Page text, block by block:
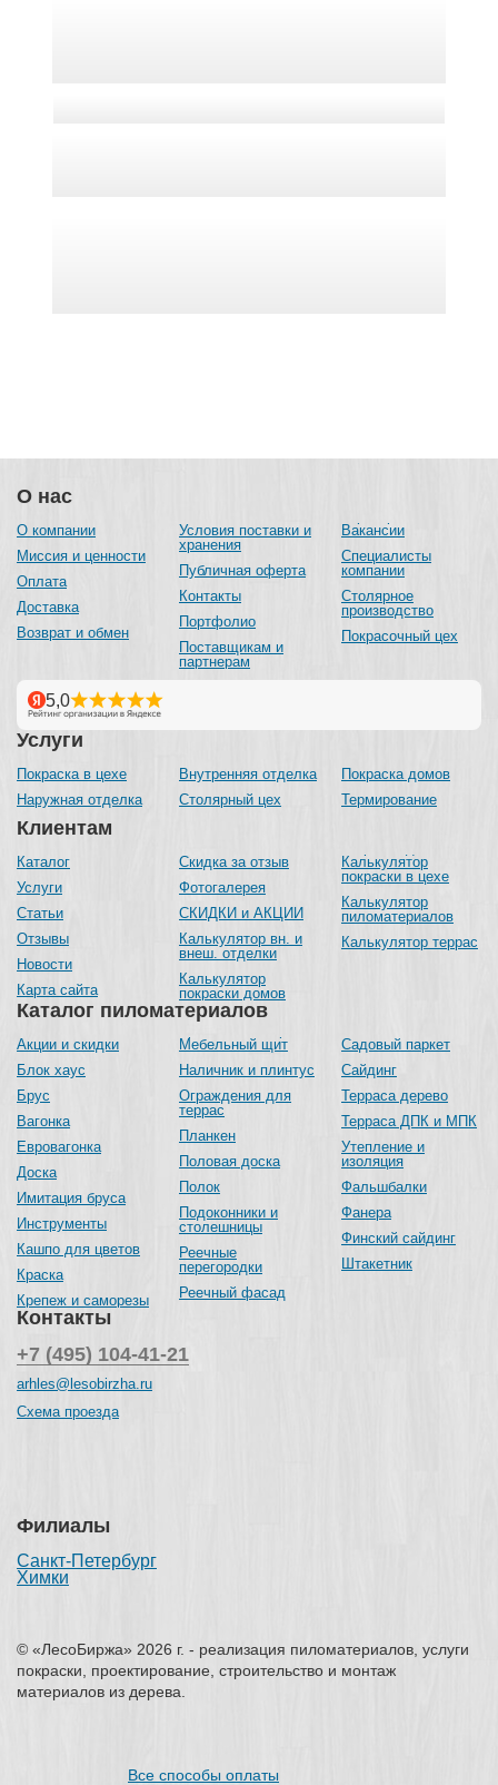
О нас
О компании
Миссия и ценности
Оплата
Доставка
Возврат и обмен
Условия поставки и
хранения
Публичная оферта
Контакты
Портфолио
Поставщикам и
партнерам
Вакансии
Специалисты
компании
Столярное
производство
Покрасочный цех
Каталог пиломатериалов
Акции и скидки
Блок хаус
Брус
Вагонка
Евровагонка
Доска
Имитация бруса
Инструменты
Кашпо для цветов
Краска
Крепеж и саморезы
Мебельный щит
Наличник и плинтус
Ограждения для
террас
Планкен
Половая доска
Полок
Подоконники и
столешницы
Реечные
перегородки
Реечный фасад
Садовый паркет
Сайдинг
Терраса дерево
Терраса ДПК и МПК
Утепление и
изоляция
Фальшбалки
Фанера
Финский сайдинг
Штакетник
Услуги
Покраска в цехе
Наружная отделка
Внутренняя отделка
Столярный цех
Покраска домов
Термирование
Клиентам
Каталог
Услуги
Статьи
Отзывы
Новости
Карта сайта
Скидка за отзыв
Фотогалерея
СКИДКИ и АКЦИИ
Калькулятор вн. и
внеш. отделки
Калькулятор
покраски домов
Калькулятор
покраски в цехе
Калькулятор
пиломатериалов
Калькулятор террас
Контакты
+7 (495) 104-41-21
arhles@lesobirzha.ru
Схема проезда
Филиалы
Санкт-Петербург
Химки
© «ЛесоБиржа» 2026 г. - реализация пиломатериалов, услуги
покраски, проектирование, строительство и монтаж
материалов из дерева.
Все способы оплаты